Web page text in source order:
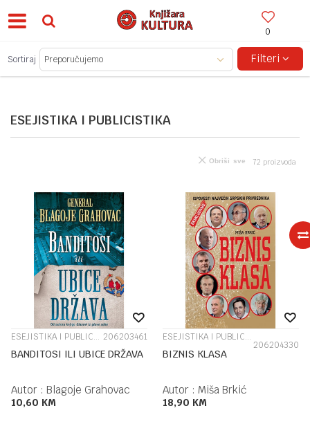
0
BESPLATNA ISPORUKA ZA IZNOSE PREKO 150KM!
ESEJISTIKA I PUBLICISTIKA
Sortiraj Filteri
72 proizvoda
Obriši sve
ESEJISTIKA I PUBLICISTIKA 206203461
BANDITOSI ILI UBICE DRŽAVA
Autor : Blagoje Grahovac
10,60 KM
ESEJISTIKA I PUBLICISTIKA
206204330
BIZNIS KLASA
Autor : Miša Brkić
18,90 KM